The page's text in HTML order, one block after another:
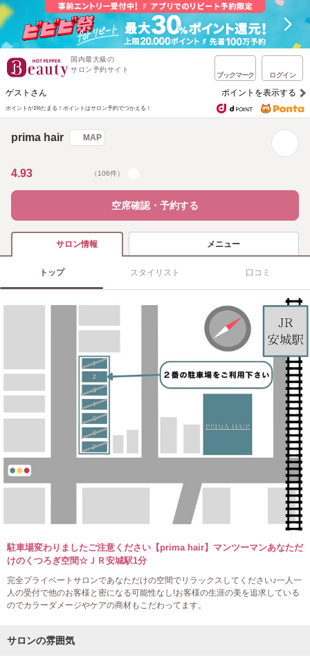
国内最大級の
サロン予約サイト
ブックマーク ログイン
ゲストさん ポイントを表示する
ポイントが1%たまる！ ポイントはサロン予約でつかえる！
prima hair MAP
4.93 （106件）
空席確認・予約する
サロン情報 メニュー
トップ スタイリスト 口コミ
駐車場変わりましたご注意ください【prima hair】マンツーマンあなただ
けのくつろぎ空間☆ＪＲ安城駅1分
完全プライベートサロンであなただけの空間でリラックスしてください♪一人一
人の受付で他のお客様と密になる可能性なし!お客様の生涯の美を追求している
のでカラーダメージやケアの商材もこだわってます。
サロンの雰囲気